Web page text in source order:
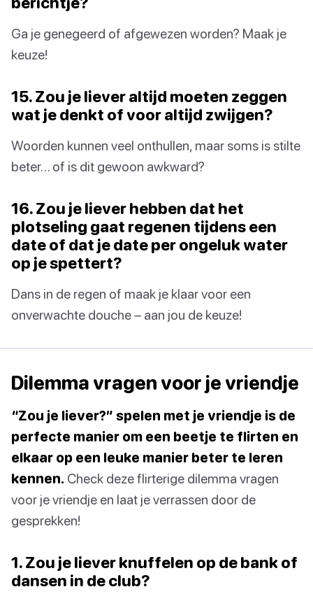
Ga je genegeerd of afgewezen worden? Maak je
keuze!
15. Zou je liever altijd moeten zeggen
wat je denkt of voor altijd zwijgen?
Woorden kunnen veel onthullen, maar soms is stilte
beter… of is dit gewoon awkward?
16. Zou je liever hebben dat het
plotseling gaat regenen tijdens een
date of dat je date per ongeluk water
op je spettert?
Dans in de regen of maak je klaar voor een
onverwachte douche – aan jou de keuze!
Dilemma vragen voor je vriendje
“Zou je liever?” spelen met je vriendje is de
perfecte manier om een beetje te flirten en
elkaar op een leuke manier beter te leren
kennen. Check deze flirterige dilemma vragen
voor je vriendje en laat je verrassen door de
gesprekken!
1. Zou je liever knuffelen op de bank of
dansen in de club?